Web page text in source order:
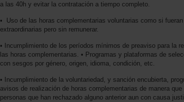
a las 40h y evitar la contratación a tiempo completo.
• Uso de las horas complementarias voluntarias como si fueran
extraordinarias pero sin remunerar.
• Incumplimiento de los períodos mínimos de preaviso para la
las horas complementarias. • Programas y plataformas de
con sesgos por género, origen, idioma, condición, etc.
• Incumplimiento de la voluntariedad, y sanción encubierta,
avisos de realización de horas complementarias de manera
personas que han rechazado alguno anterior aun con causa